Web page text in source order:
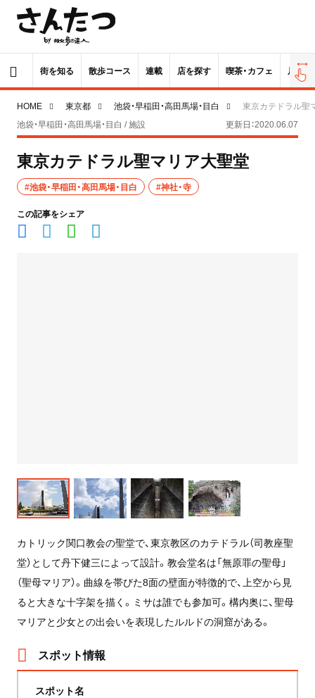
街を知る 散歩コース 連載 店を探す 喫茶・カフェ 居酒屋
HOME 東京都 池袋・早稲田・高田馬場・目白
東京カテドラル聖
池袋・早稲田・高田馬場・目白 / 施設
更新日：2020.06.07
東京カテドラル聖マリア大聖堂
#池袋・早稲田・高田馬場・目白 #神社・寺
この記事をシェア
カトリック関口教会の聖堂で、東京教区のカテドラル（司教座聖
堂）として丹下健三によって設計。教会堂名は「無原罪の聖母」
（聖母マリア）。曲線を帯びた8面の壁面が特徴的で、上空から見
ると大きな十字架を描く。ミサは誰でも参加可。構内奥に、聖母
マリアと少女との出会いを表現したルルドの洞窟がある。
スポット情報
スポット名